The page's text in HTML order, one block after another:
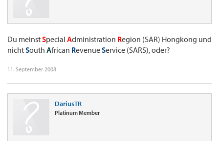
Du meinstSpecial Administration Region (SAR) Hongkong und
nichtSouth African RevenueService (SARS), oder?
11. September 2008
DariusTR
Platinum Member